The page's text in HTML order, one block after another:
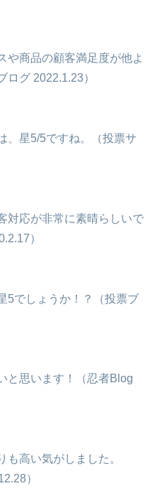
や商品の顧客満足度が他よ
ログ 2022.1.23）
、星5/5ですね。（投票サ
対応が非常に素晴らしいで
）
しょうか！？（投票ブ
と思います！（忍者Blog
も高い気がしました。
）